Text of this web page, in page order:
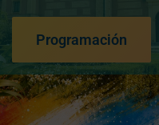
Programación